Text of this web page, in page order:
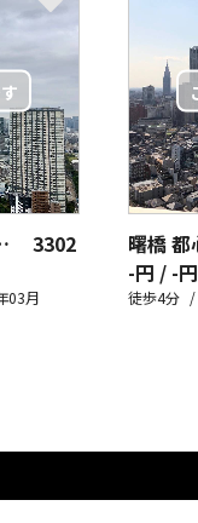
PLANET！
3302
03月
曙橋 都
-円 / -円
徒歩4分